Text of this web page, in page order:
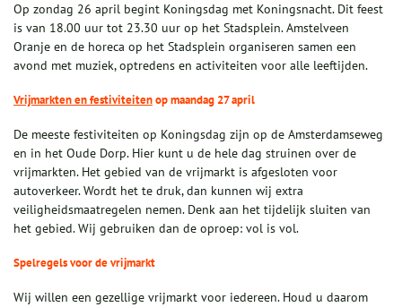
Op zondag 26 april begint Koningsdag met Koningsnacht. Dit feest
is van 18.00 uur tot 23.30 uur op het Stadsplein. Amstelveen
Oranje en de horeca op het Stadsplein organiseren samen een
avond met muziek, optredens en activiteiten voor alle leeftijden.
Vrijmarkten en festiviteitenop maandag 27 april
De meeste festiviteiten op Koningsdag zijn op de Amsterdamseweg
en in het Oude Dorp. Hier kunt u de hele dag struinen over de
vrijmarkten. Het gebied van de vrijmarkt is afgesloten voor
autoverkeer. Wordt het te druk, dan kunnen wij extra
veiligheidsmaatregelen nemen. Denk aan het tijdelijk sluiten van
het gebied. Wij gebruiken dan de oproep: vol is vol.
Spelregels voor de vrijmarkt
Wij willen een gezellige vrijmarkt voor iedereen. Houd u daarom